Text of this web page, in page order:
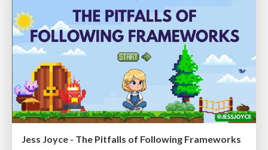
Jess Joyce - The Pitfalls of Following Frameworks